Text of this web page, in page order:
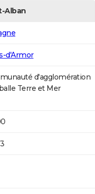
Alban
d'Armor
d'agglomération
Terre et Mer